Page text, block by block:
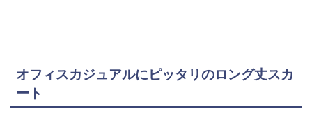
オフィスカジュアルにピッタリのロング丈スカ
ート